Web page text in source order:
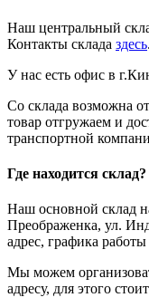
Наш центральный
Контакты склада здесь.
У нас есть офис в
Со склада возможна
товар отгружаем и
транспортной
Где находится склад?
Наш основной склад
Преображенка, ул.
адрес, графика работы
Мы можем
адресу, для этого